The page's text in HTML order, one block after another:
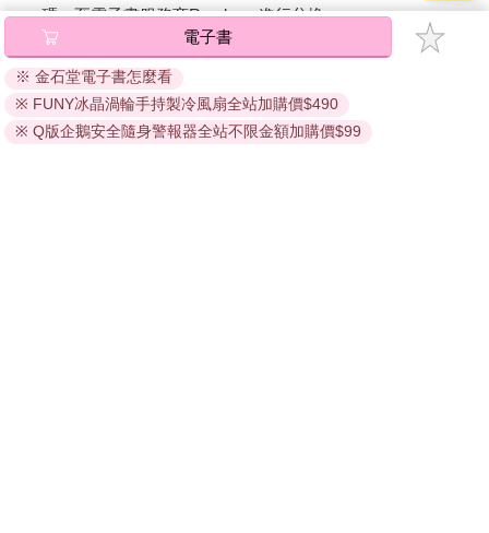
碼』至電子書服務商Readmoo進行兌換。
退換貨須知：
因版權保護，您在金石堂所購買的電子書僅能以金石堂專屬
的閱讀軟體開啟閱讀，無法以其他閱讀器或直接下載檔案。
依據「消費者保護法」第19條及行政院消費者保護處公告之
電子書
※ 金石堂電子書怎麼看
※ FUNY冰晶渦輪手持製冷風扇全站加購價$490
※ Q版企鵝安全隨身警報器全站不限金額加購價$99